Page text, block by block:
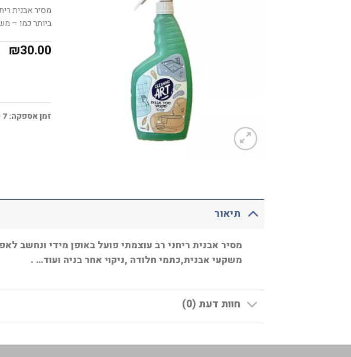
מסיר אבנית
ביותר כמו –
₪30.00
זמן אספקה: 7
תיאור
מסיר אבנית ריחני רב עוצמתי פועל באופן מידי ונחשב
משקעי אבנית,כתמי חלודה ,ניקוי אחר בניה ועוד… .
חוות דעת (0)